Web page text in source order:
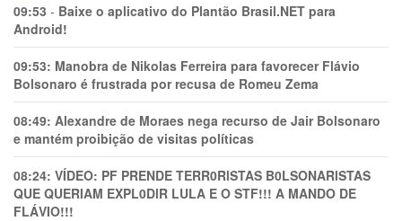
09:53 - Baixe o aplicativo do Plantão Brasil.NET para
Android!
09:53: Manobra de Nikolas Ferreira para favorecer Flávio
Bolsonaro é frustrada por recusa de Romeu Zema
08:49: Alexandre de Moraes nega recurso de Jair Bolsonaro
e mantém proibição de visitas políticas
08:24: VÍDEO: PF PRENDE TERR0RlSTAS B0LSONARlSTAS
QUE QUERIAM EXPL0DlR LULA E O STF!!! A MANDO DE
FLÁVIO!!!